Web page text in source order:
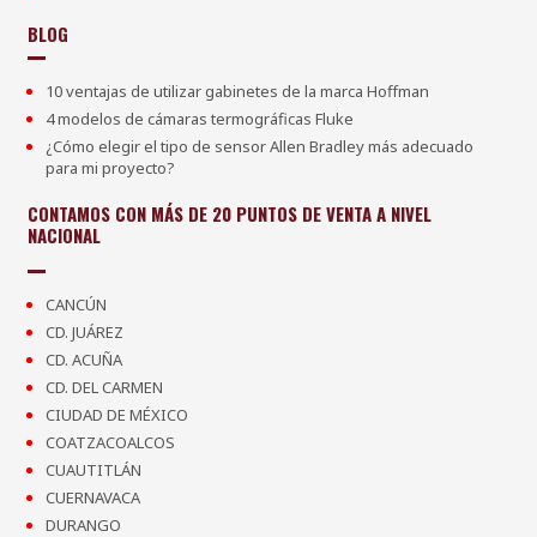
BLOG
10 ventajas de utilizar gabinetes de la marca Hoffman
4 modelos de cámaras termográficas Fluke
¿Cómo elegir el tipo de sensor Allen Bradley más adecuado
para mi proyecto?
CONTAMOS CON MÁS DE 20 PUNTOS DE VENTA A NIVEL
NACIONAL
CANCÚN
CD. JUÁREZ
CD. ACUÑA
CD. DEL CARMEN
CIUDAD DE MÉXICO
COATZACOALCOS
CUAUTITLÁN
CUERNAVACA
DURANGO